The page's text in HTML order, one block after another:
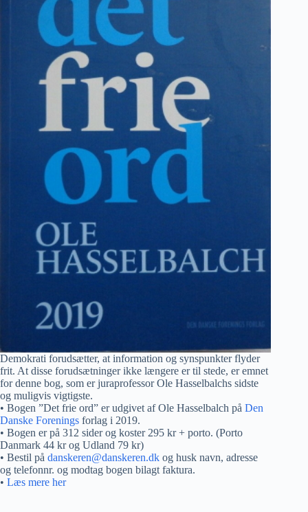
Demokrati forudsætter, at information og synspunkter flyder
frit. At disse forudsætninger ikke længere er til stede, er emnet
for denne bog, som er juraprofessor Ole Hasselbalchs sidste
og muligvis vigtigste.
• Bogen ”Det frie ord” er udgivet af Ole Hasselbalch på Den
Danske Forenings forlag i 2019.
• Bogen er på 312 sider og koster 295 kr + porto. (Porto
Danmark 44 kr og Udland 79 kr)
• Bestil på danskeren@danskeren.dk og husk navn, adresse
og telefonnr. og modtag bogen bilagt faktura.
• Læs mere her